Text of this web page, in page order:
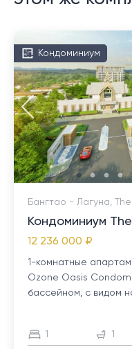
Кондоминиум
Бангтао - Лагуна,
Кондоминиум
12 236 000 ₽
1-комнатные
Ozone Oasis
бассейном, с видом
1 1